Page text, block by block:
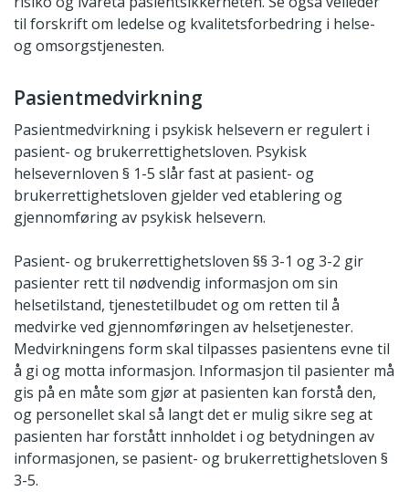
til forskrift om ledelse og kvalitetsforbedring i helse-
og omsorgstjenesten.
Pasientmedvirkning
Pasientmedvirkning i psykisk helsevern er regulert i
pasient- og brukerrettighetsloven. Psykisk
helsevernloven § 1-5 slår fast at pasient- og
brukerrettighetsloven gjelder ved etablering og
gjennomføring av psykisk helsevern.
Pasient- og brukerrettighetsloven §§ 3-1 og 3-2 gir
pasienter rett til nødvendig informasjon om sin
helsetilstand, tjenestetilbudet og om retten til å
medvirke ved gjennomføringen av helsetjenester.
Medvirkningens form skal tilpasses pasientens evne til
å gi og motta informasjon. Informasjon til pasienter må
gis på en måte som gjør at pasienten kan forstå den,
og personellet skal så langt det er mulig sikre seg at
pasienten har forstått innholdet i og betydningen av
informasjonen, se pasient- og brukerrettighetsloven §
3-5.